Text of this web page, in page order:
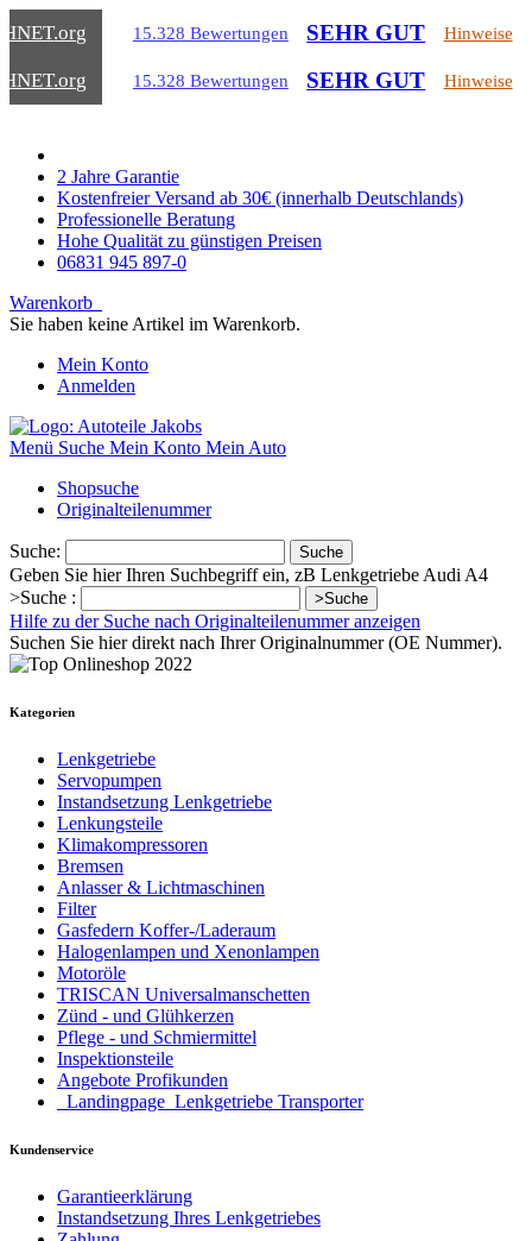
.org 15.328 Bewertungen SEHR GUT Hinweise
.org 15.328 Bewertungen SEHR GUT Hinweise
2 Jahre Garantie
Kostenfreier Versand ab 30€ (innerhalb Deutschlands)
Professionelle Beratung
Hohe Qualität zu günstigen Preisen
06831 945 897-0
Warenkorb
Sie haben keine Artikel im Warenkorb.
Mein Konto
Anmelden
Menü Suche Mein Konto Mein Auto
Shopsuche
Originalteilenummer
Suche: Suche
Geben Sie hier Ihren Suchbegriff ein, zB Lenkgetriebe Audi A4
>Suche :
>Suche
Hilfe zu der Suche nach Originalteilenummer anzeigen
Suchen Sie hier direkt nach Ihrer Originalnummer (OE Nummer).
Kategorien
Lenkgetriebe
Servopumpen
Instandsetzung Lenkgetriebe
Lenkungsteile
Klimakompressoren
Bremsen
Anlasser & Lichtmaschinen
Filter
Gasfedern Koffer-/Laderaum
Halogenlampen und Xenonlampen
Motoröle
TRISCAN Universalmanschetten
Zünd - und Glühkerzen
Pflege - und Schmiermittel
Inspektionsteile
Angebote Profikunden
_Landingpage_Lenkgetriebe Transporter
Kundenservice
Garantieerklärung
Instandsetzung Ihres Lenkgetriebes